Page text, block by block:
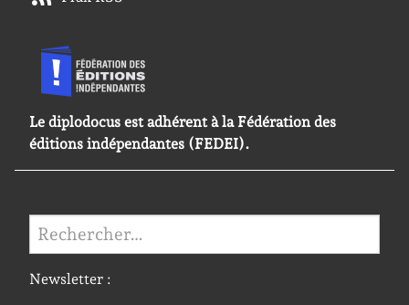
Le diplodocus est adhérent à la Fédération des
éditions indépendantes (FEDEI).
Rechercher :
Newsletter :